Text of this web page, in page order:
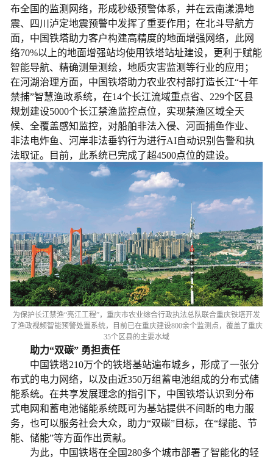
布全国的监测网络，形成秒级预警体系，并在云南漾濞地
震、四川泸定地震预警中发挥了重要作用；在北斗导航方
面，中国铁塔助力客户构建高精度的地面增强网络，此网
络70%以上的地面增强站均使用铁塔站址建设，更利于赋能
智能导航、精确测量测绘，地质灾害监测等行业的应用；
在河湖治理方面，中国铁塔助力农业农村部打造长江“十年
禁捕”智慧渔政系统，在14个长江流域重点省、229个区县
规划建设5000个长江禁渔监控点位，实现禁渔区域全天
候、全覆盖感知监控，对船舶非法入侵、河面捕鱼作业、
非法电炸鱼、河岸非法垂钓行为进行AI自动识别告警和执
法取证。目前，此系统已完成了超4500点位的建设。
为保护长江禁渔“亮江工程”，重庆市农业综合行政执法总队联合重庆铁塔开发
了渔政视频智能预警处置系统，目前已在重庆建设800余个监测点，覆盖了重庆
35个区县的主要水域
助力“双碳” 勇担责任
中国铁塔210万个的铁塔基站遍布城乡，形成了一张分
布式的电力网络，以及由近350万组蓄电池组成的分布式储
能系统。在共享发展理念的指引下，中国铁塔认识到分布
式电网和蓄电池储能系统既可为基站提供不间断的电力服
务，也可以服务社会大众，助力“双碳”目标，在“绿能、节
能、储能”等方面作出贡献。
为此，中国铁塔在全国280多个城市部署了智能化的轻